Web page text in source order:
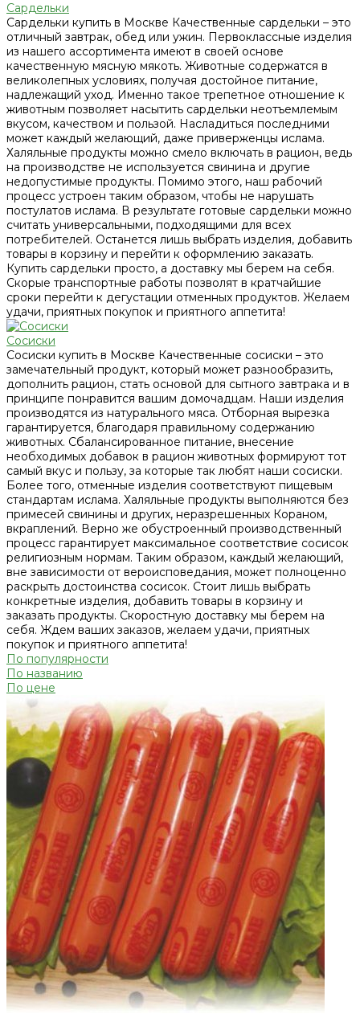
Сардельки
Сардельки купить в Москве Качественные сардельки – это
отличный завтрак, обед или ужин. Первоклассные изделия
из нашего ассортимента имеют в своей основе
качественную мясную мякоть. Животные содержатся в
великолепных условиях, получая достойное питание,
надлежащий уход. Именно такое трепетное отношение к
животным позволяет насытить сардельки неотъемлемым
вкусом, качеством и пользой. Насладиться последними
может каждый желающий, даже приверженцы ислама.
Халяльные продукты можно смело включать в рацион, ведь
на производстве не используется свинина и другие
недопустимые продукты. Помимо этого, наш рабочий
процесс устроен таким образом, чтобы не нарушать
постулатов ислама. В результате готовые сардельки можно
считать универсальными, подходящими для всех
потребителей. Останется лишь выбрать изделия, добавить
товары в корзину и перейти к оформлению заказать.
Купить сардельки просто, а доставку мы берем на себя.
Скорые транспортные работы позволят в кратчайшие
сроки перейти к дегустации отменных продуктов. Желаем
удачи, приятных покупок и приятного аппетита!
Сосиски
Сосиски купить в Москве Качественные сосиски – это
замечательный продукт, который может разнообразить,
дополнить рацион, стать основой для сытного завтрака и в
принципе понравится вашим домочадцам. Наши изделия
производятся из натурального мяса. Отборная вырезка
гарантируется, благодаря правильному содержанию
животных. Сбалансированное питание, внесение
необходимых добавок в рацион животных формируют тот
самый вкус и пользу, за которые так любят наши сосиски.
Более того, отменные изделия соответствуют пищевым
стандартам ислама. Халяльные продукты выполняются без
примесей свинины и других, неразрешенных Кораном,
вкраплений. Верно же обустроенный производственный
процесс гарантирует максимальное соответствие сосисок
религиозным нормам. Таким образом, каждый желающий,
вне зависимости от вероисповедания, может полноценно
раскрыть достоинства сосисок. Стоит лишь выбрать
конкретные изделия, добавить товары в корзину и
заказать продукты. Скоростную доставку мы берем на
себя. Ждем ваших заказов, желаем удачи, приятных
покупок и приятного аппетита!
По популярности
По названию
По цене